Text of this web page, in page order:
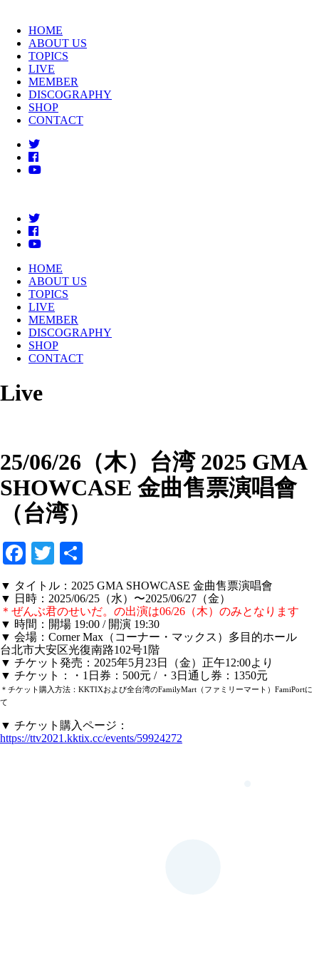
HOME
ABOUT US
TOPICS
LIVE
MEMBER
DISCOGRAPHY
SHOP
CONTACT
HOME
ABOUT US
TOPICS
LIVE
MEMBER
DISCOGRAPHY
SHOP
CONTACT
Live
25/06/26（木）台湾 2025 GMA
SHOWCASE 金曲售票演唱會
（台湾）
Facebook
Twitter
有
▼ タイトル：2025 GMA SHOWCASE 金曲售票演唱會
▼ 日時：2025/06/25（水）〜2025/06/27（金）
＊ぜんぶ君のせいだ。の出演は06/26（木）のみとなります
▼ 時間：開場 19:00 / 開演 19:30
▼ 会場：Corner Max（コーナー・マックス）多目的ホール
台北市大安区光復南路102号1階
▼ チケット発売：2025年5月23日（金）正午12:00より
▼ チケット：・1日券：500元 / ・3日通し券：1350元
＊チケット購入方法：KKTIXおよび全台湾のFamilyMart（ファミリーマート）FamiPortに
て
▼ チケット購入ページ：
https://ttv2021.kktix.cc/events/59924272